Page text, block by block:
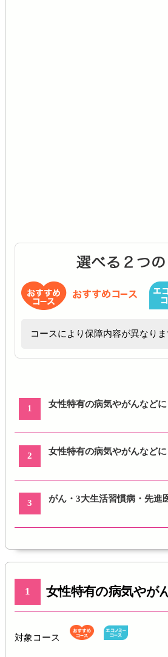
コースにより保障内容が異なり
1 女性特有の病気やがんなどに
2 女性特有の病気やがんなど
3 がん・3大生活習慣病・先進
1 女性特有の病気やが
対象コース